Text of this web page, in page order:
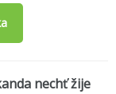
nechť žije